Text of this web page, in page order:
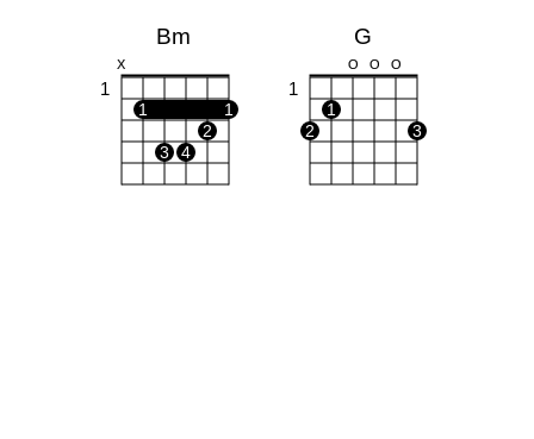
Bm
X
1
1
1
2
3
4
G
O O O
1
1
2
3